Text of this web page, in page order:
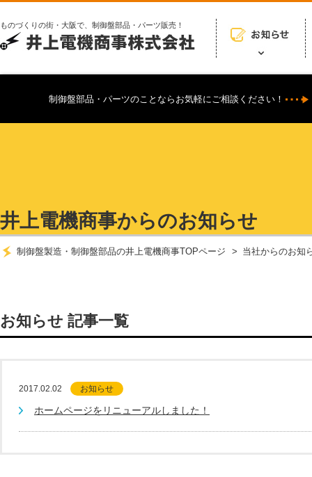
ものづくりの街・大阪で、制御盤部品・パーツ販売！
制御盤部品・パーツのことならお気軽にご相談ください！
井上電機商事からのお知らせ
制御盤製造・制御盤部品の井上電機商事TOPページ 当社からのお知
お知らせ 記事一覧
2017.02.02 お知らせ
ホームページをリニューアルしました！